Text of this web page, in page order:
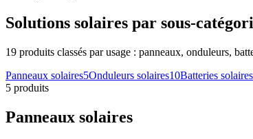
Solutions solaires par sous-
19 produits classés par usage : panneaux, onduleurs,
Panneaux solaires5Onduleurs solaires10Batteries solaires
5 produits
Panneaux solaires